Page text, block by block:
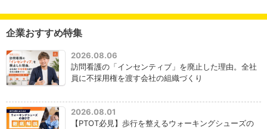
企業おすすめ特集
2026.08.06
訪問看護の「インセンティブ」を廃止した理由。全社
員に不採用権を渡す会社の組織づくり
2026.08.01
【PTOT必見】歩行を整えるウォーキングシューズの